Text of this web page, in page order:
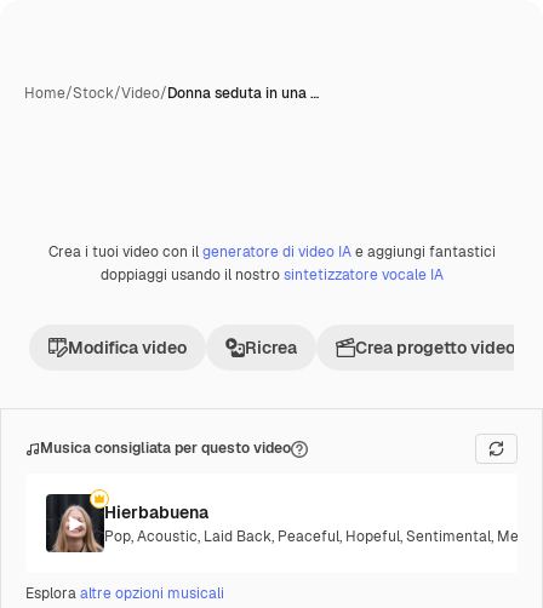
Home/Stock/Video/Donna seduta in una …
Premium
Crea i tuoi video con ilgeneratore di video IAe aggiungi fantastici
doppiaggi usando il nostrosintetizzatore vocale IA
Modifica video Ricrea Crea progetto video
Musica consigliata per questo video
Hierbabuena
Pop,Acoustic, Laid Back, Peaceful, Hopeful,Sentimental,
Esploraaltre opzioni musicali